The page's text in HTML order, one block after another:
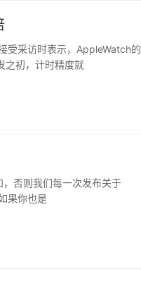
受采访时表示，AppleWatch的
之初，计时精度就
，否则我们每一次发布关于
果你也是